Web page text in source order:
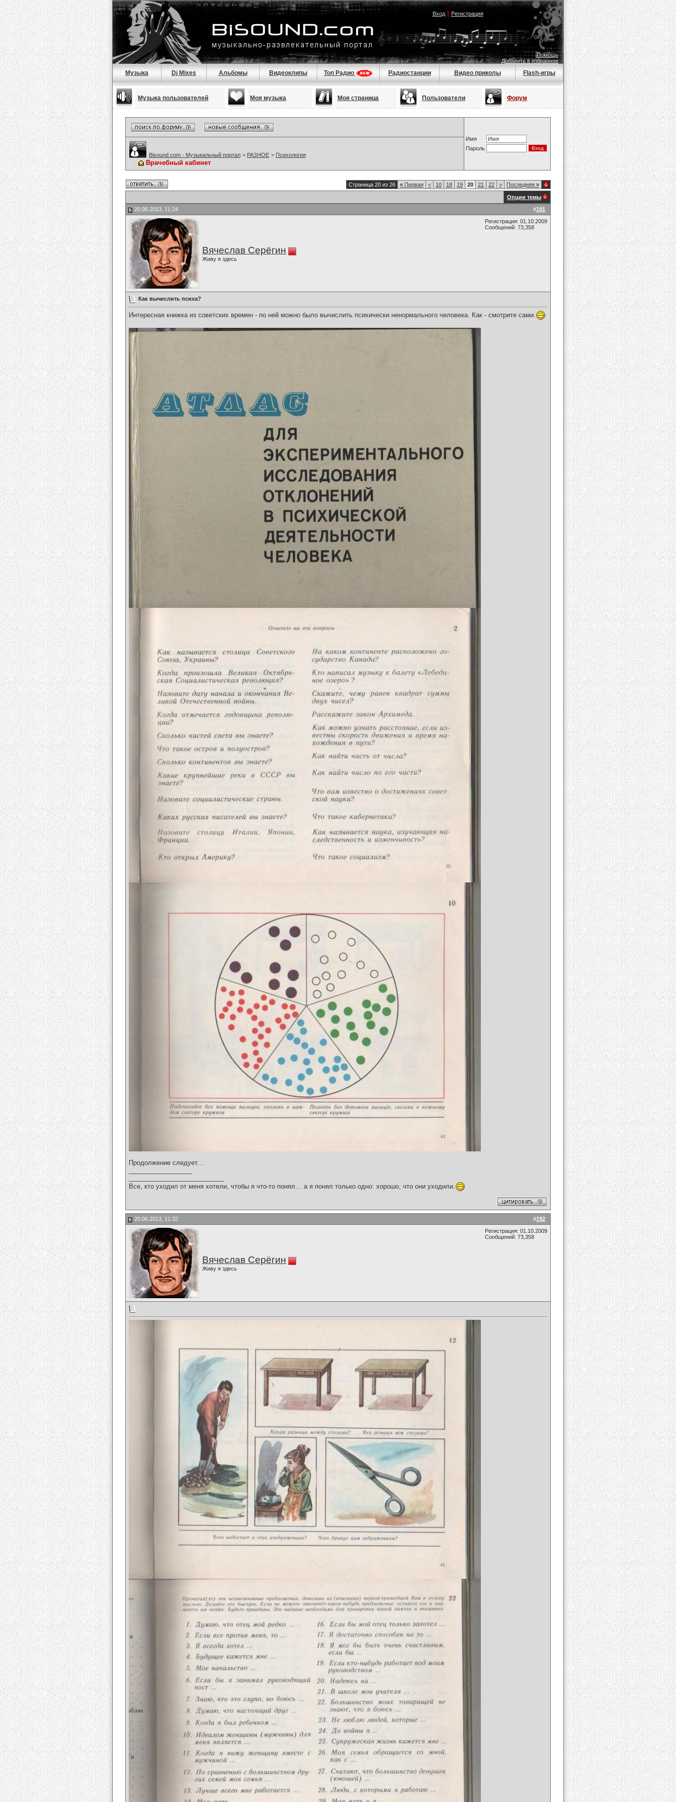
Вход| Регистрация
Помощь
Добавить в избранное
Музыка Dj Mixes Альбомы Видеоклипы Топ Радио Радиостанции Видео приколы Flash-игры
Музыка пользователей Моя музыка Моя страница Пользователи Форум
Имя
Пароль
Bisound.com - Музыкальный портал > РАЗНОЕ > Психология
Врачебный кабинет
Страница 20 из 26 « Первая < 10 18 19 20 21 22 > Последняя »
Опции темы
#191
20.06.2013, 11:24
Вячеслав Серёгин
Живу я здесь
Регистрация: 01.10.2009
Сообщений: 73,358
Как вычислить психа?
Интересная книжка из советских времен - по ней можно было вычислить психически ненормального человека. Как - смотрите сами.
Продолжение следует...
Все, кто уходил от меня хотели, чтобы я что-то понял… а я понял только одно: хорошо, что они уходили.
#192
20.06.2013, 11:32
Вячеслав Серёгин
Живу я здесь
Регистрация: 01.10.2009
Сообщений: 73,358